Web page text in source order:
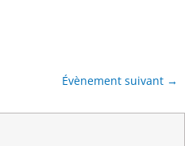
Évènement suivant →